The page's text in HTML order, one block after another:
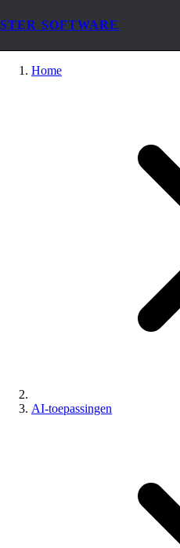
STER SOFTWARE
Home
AI-toepassingen